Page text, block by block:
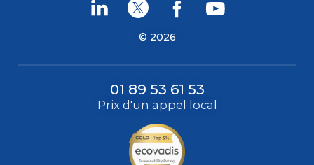
© 2026
01 89 53 61 53
Prix d'un appel local